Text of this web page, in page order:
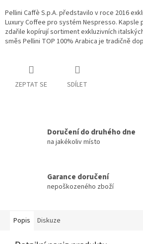
Pellini Caffè S.p.A. představilo v roce 2016
Luxury Coffee pro systém Nespresso. Kapsle
zdařile kopírují sortiment exkluzivních
směs Pellini TOP 100% Arabica je tradičně
ZEPTAT SE SDÍLET
Doručení do druhého dne
na jakékoliv místo
Garance doručení
nepoškozeného zboží
Popis Diskuze